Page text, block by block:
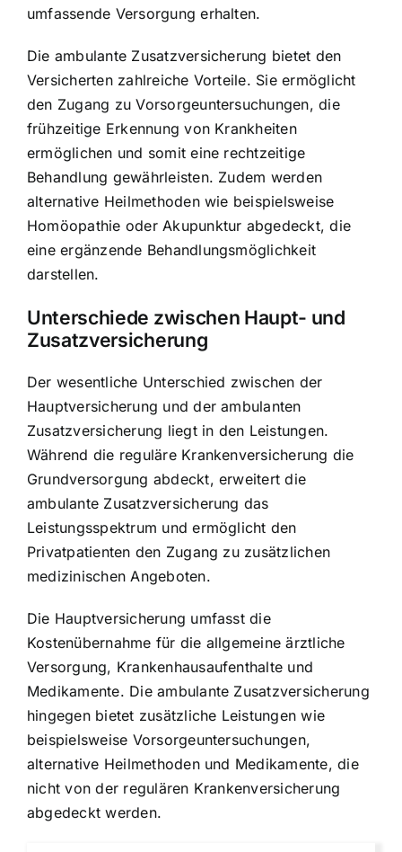
umfassende Versorgung erhalten.
Die ambulante Zusatzversicherung bietet den
Versicherten zahlreiche Vorteile. Sie ermöglicht
den Zugang zu Vorsorgeuntersuchungen, die
frühzeitige Erkennung von Krankheiten
ermöglichen und somit eine rechtzeitige
Behandlung gewährleisten. Zudem werden
alternative Heilmethoden wie beispielsweise
Homöopathie oder Akupunktur abgedeckt, die
eine ergänzende Behandlungsmöglichkeit
darstellen.
Unterschiede zwischen Haupt- und
Zusatzversicherung
Der wesentliche Unterschied zwischen der
Hauptversicherung und der ambulanten
Zusatzversicherung liegt in den Leistungen.
Während die reguläre Krankenversicherung die
Grundversorgung abdeckt, erweitert die
ambulante Zusatzversicherung das
Leistungsspektrum und ermöglicht den
Privatpatienten den Zugang zu zusätzlichen
medizinischen Angeboten.
Die Hauptversicherung umfasst die
Kostenübernahme für die allgemeine ärztliche
Versorgung, Krankenhausaufenthalte und
Medikamente. Die ambulante Zusatzversicherung
hingegen bietet zusätzliche Leistungen wie
beispielsweise Vorsorgeuntersuchungen,
alternative Heilmethoden und Medikamente, die
nicht von der regulären Krankenversicherung
abgedeckt werden.